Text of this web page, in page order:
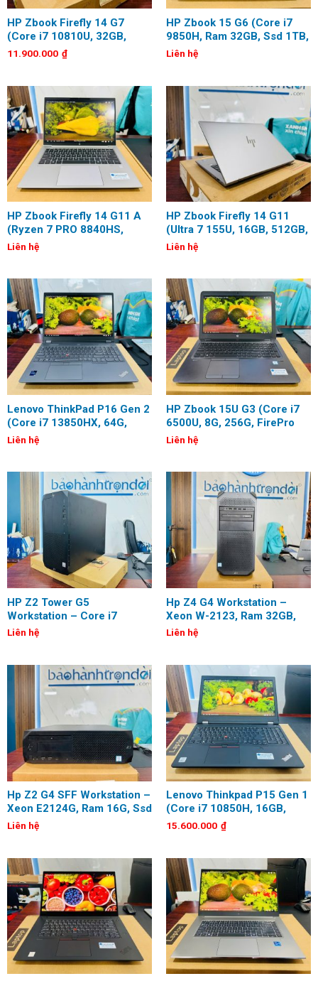
HP Zbook Firefly 14 G7
(Core i7 10810U, 32GB,
512GB, Quadro P520, 14
11.900.000 ₫
HP Zbook 15 G6 (Core i7
9850H, Ram 32GB, Ssd 1TB,
Quadro T2000, 15.6 inch,
Liên hệ
HP Zbook Firefly 14 G11 A
(Ryzen 7 PRO 8840HS,
32GB, 512GB, 14 inch,
FHD+, Touch)
Liên hệ
HP Zbook Firefly 14 G11
(Ultra 7 155U, 16GB, 512GB,
14 inch, FHD+, Touch)
Liên hệ
Lenovo ThinkPad P16 Gen 2
(Core i7 13850HX, 64G,
512G, RTX 2000 ADA, 16
inch, QHD+)
Liên hệ
HP Zbook 15U G3 (Core i7
6500U, 8G, 256G, FirePro
W4190M, 15.6 inch, FHD)
Liên hệ
HP Z2 Tower G5
Workstation – Core i7
10700, Ram 32GB, Ssd
Liên hệ
Hp Z4 G4 Workstation –
Xeon W-2123, Ram 32GB,
Ssd 512GB, Quadro P2200
Liên hệ
Hp Z2 G4 SFF Workstation –
Xeon E2124G, Ram 16G, Ssd
256G + Hdd 500G
Liên hệ
Lenovo Thinkpad P15 Gen 1
(Core i7 10850H, 16GB,
512GB, Quadro T1000, 15.6
15.600.000 ₫